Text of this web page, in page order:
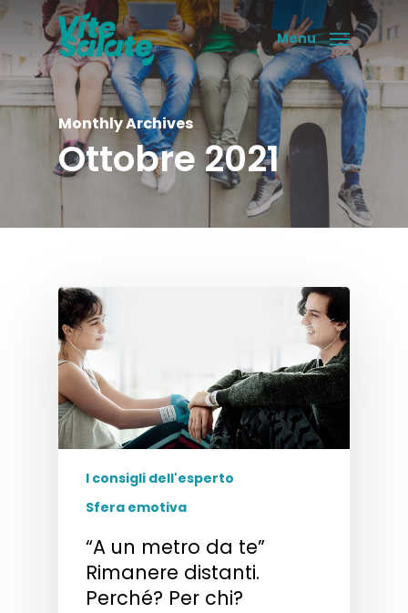
Skip
to
main
content
Menu
Monthly Archives
Ottobre 2021
I consigli dell'esperto
Sfera emotiva
“A un metro da te”
Rimanere distanti.
Perché? Per chi?